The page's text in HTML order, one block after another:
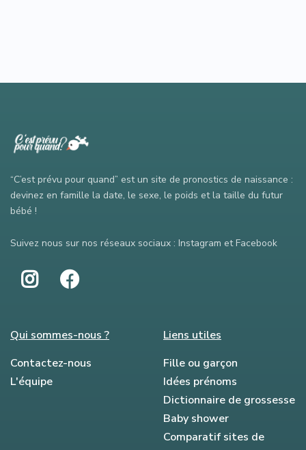
“C’est prévu pour quand” est un site de pronostics de naissance :
devinez en famille la date, le sexe, le poids et la taille du futur
bébé !
Suivez nous sur nos réseaux sociaux : Instagram et Facebook
Qui sommes-nous ?
Contactez-nous
L'équipe
Liens utiles
Fille ou garçon
Idées prénoms
Dictionnaire de grossesse
Baby shower
Comparatif sites de